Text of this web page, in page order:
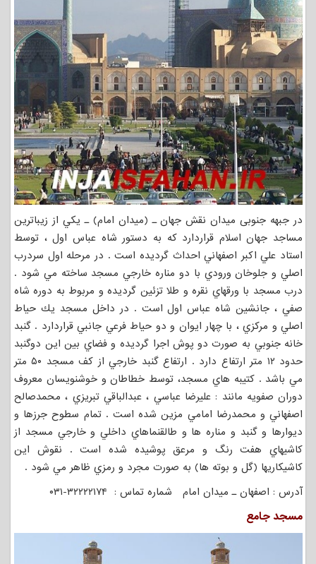
در جبهه جنوبی میدان نقش جهان ـ (میدان امام) ـ يکي از زيباترين
مساجد جهان اسلام قراردارد که به دستور شاه عباس اول ، توسط
استاد علي اکبر اصفهاني احداث گرديده است . در مرحله اول سردرب
اصلي و جلوخان ورودي با دو مناره خارجي مسجد ساخته مي شود .
درب مسجد با ورقهاي نقره و طلا تزئين گرديده و مربوط به دوره شاه
صفي ، جانشين شاه عباس اول است . در داخل مسجد يك حياط
اصلي و مركزي ، با چهار ايوان و دو حياط فرعي جانبي قراردارد . گنبد
خانه جنوبي به صورت دو پوش اجرا گرديده و فضاي بين اين دوگنبد
حدود ۱۲ متر ارتفاع دارد . ارتفاع گنبد خارجي از كف مسجد ۵۰ متر
مي باشد . كتيبه هاي مسجد، توسط خطاطان و خوشنويسان معروف
دوران صفويه مانند : عليرضا عباسي ، عبدالباقي تبريزي ، محمدصالح
اصفهاني و محمدرضا امامي مزين شده است . تمام سطوح جرزها و
ديوارها و گنبد و مناره ها و طالقنماهاي داخلي و خارجي مسجد از
كاشيهاي هفت رنگ و مرعق پوشيده شده است . نقوش اين
كاشيكاريها (گل و بوته ها) به صورت مجرد و رمزي ظاهر مي شود .
آدرس : اصفهان ـ میدان امام شماره تماس : ۳۲۲۲۲۱۷۴-۰۳۱
مسجد جامع